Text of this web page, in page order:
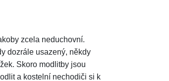
zcela neduchovní.
dozrále usazený, někdy
Skoro modlitby jsou
a kostelní nechodiči si k